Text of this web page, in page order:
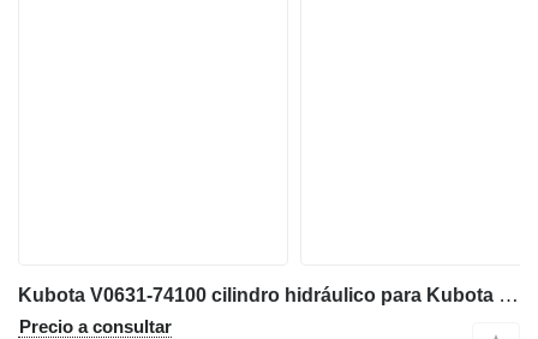
Kubota V0631-74100 cilindro hidráulico para Kubota SVL95-25 minicargadora de cadenas
Precio a consultar